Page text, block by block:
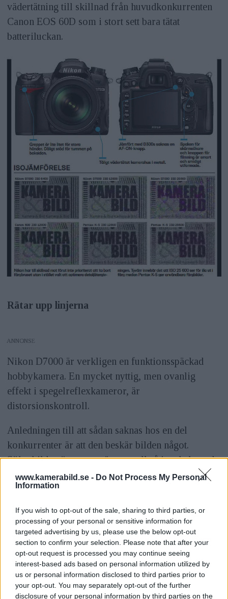
www.kamerabild.se - Do Not Process My Personal
Information
If you wish to opt-out of the sale, sharing to third parties, or
processing of your personal or sensitive information for
targeted advertising by us, please use the below opt-out
section to confirm your selection. Please note that after your
opt-out request is processed you may continue seeing
interest-based ads based on personal information utilized by
us or personal information disclosed to third parties prior to
your opt-out. You may separately opt-out of the further
disclosure of your personal information by third parties on the
vädertätning till skillnad från huvudkonkurrenten
Canon EOS 60D som i stort sett bara tätat
batteriluckan.
Rätar upp linjerna
ANNONS
Nikon D7000 är verkligen en funktionsspäckad
hobbykamera. En mycket nyttig, men ovanlig
effekt i spegelreflexkameror, är
distorsionskontroll.
Anledningen till att sådan saknas hos en del
konkurrenter är att den beskär bilden något.
Sökarbilden överrensstämmer alltså inte helt med
den slutliga bilden. För den som vill ha lite mer
kontroll går det att göra korrigeringen i efterhand.
bilderna, justera perspektivet, lägga på en
miniatyr-effekt med mera. Vissa funktioner är
nyttiga och andra mest bara lite kul.
Eftersom kameran innehåller så otroligt många
funktioner och inställningsmöjligheter